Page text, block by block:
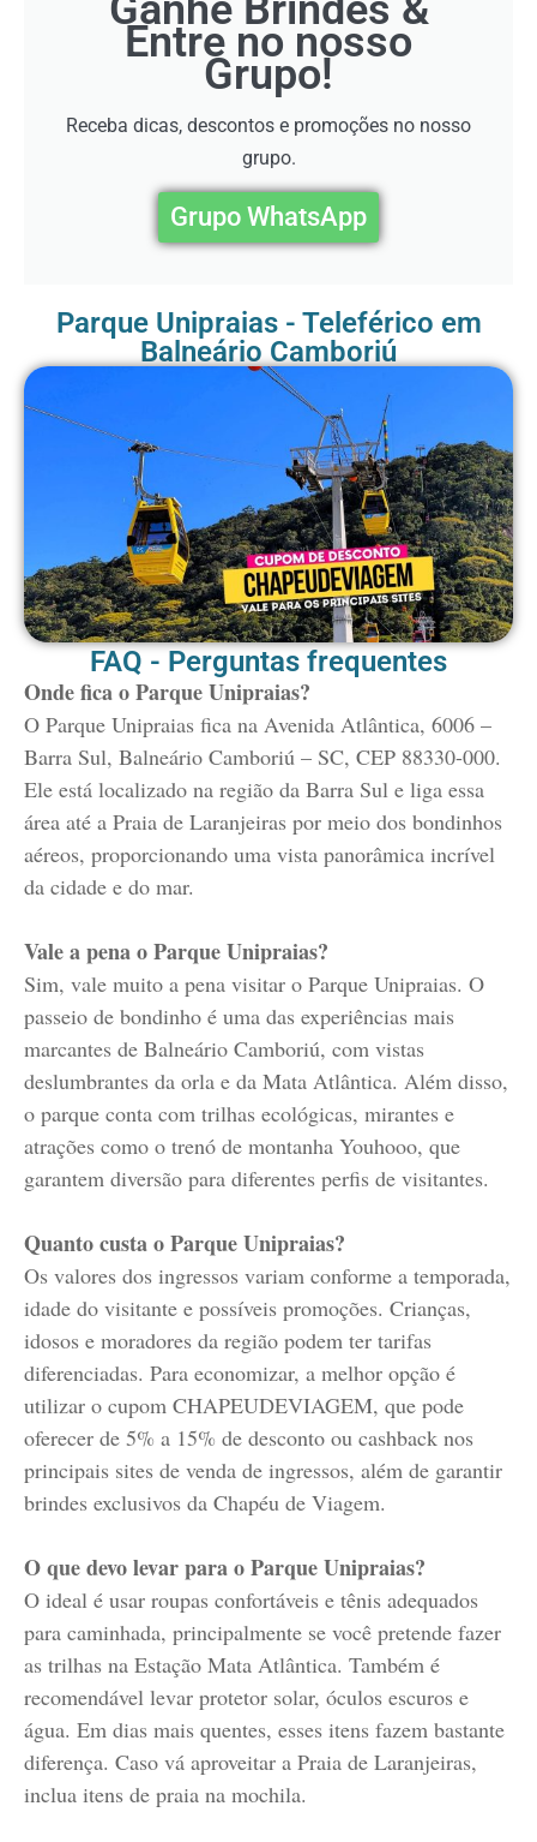
Ganhe Brindes &
Entre no nosso
Grupo!
Receba dicas, descontos e promoções no nosso
grupo.
Grupo WhatsApp
Parque Unipraias - Teleférico em
Balneário Camboriú
FAQ - Perguntas frequentes
Onde fica o Parque Unipraias?
O Parque Unipraias fica na Avenida Atlântica, 6006 –
Barra Sul, Balneário Camboriú – SC, CEP 88330-000.
Ele está localizado na região da Barra Sul e liga essa
área até a Praia de Laranjeiras por meio dos bondinhos
aéreos, proporcionando uma vista panorâmica incrível
da cidade e do mar.
Vale a pena o Parque Unipraias?
Sim, vale muito a pena visitar o Parque Unipraias. O
passeio de bondinho é uma das experiências mais
marcantes de Balneário Camboriú, com vistas
deslumbrantes da orla e da Mata Atlântica. Além disso,
o parque conta com trilhas ecológicas, mirantes e
atrações como o trenó de montanha Youhooo, que
garantem diversão para diferentes perfis de visitantes.
Quanto custa o Parque Unipraias?
Os valores dos ingressos variam conforme a temporada,
idade do visitante e possíveis promoções. Crianças,
idosos e moradores da região podem ter tarifas
diferenciadas. Para economizar, a melhor opção é
utilizar o cupom CHAPEUDEVIAGEM, que pode
oferecer de 5% a 15% de desconto ou cashback nos
principais sites de venda de ingressos, além de garantir
brindes exclusivos da Chapéu de Viagem.
O que devo levar para o Parque Unipraias?
O ideal é usar roupas confortáveis e tênis adequados
para caminhada, principalmente se você pretende fazer
as trilhas na Estação Mata Atlântica. Também é
recomendável levar protetor solar, óculos escuros e
água. Em dias mais quentes, esses itens fazem bastante
diferença. Caso vá aproveitar a Praia de Laranjeiras,
inclua itens de praia na mochila.